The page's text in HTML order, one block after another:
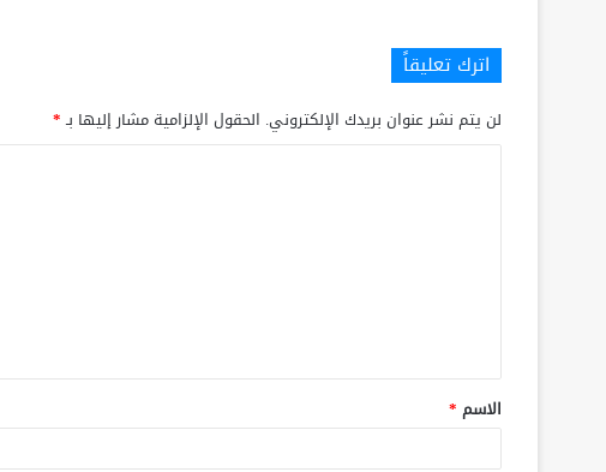
اترك تعليقاً
لن يتم نشر عنوان بريدك الإلكتروني. الحقول الإلزامية مشار إليها بـ*
الاسم *